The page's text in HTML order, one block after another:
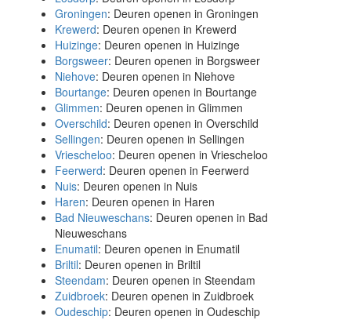
Groningen: Deuren openen in Groningen
Krewerd: Deuren openen in Krewerd
Huizinge: Deuren openen in Huizinge
Borgsweer: Deuren openen in Borgsweer
Niehove: Deuren openen in Niehove
Bourtange: Deuren openen in Bourtange
Glimmen: Deuren openen in Glimmen
Overschild: Deuren openen in Overschild
Sellingen: Deuren openen in Sellingen
Vriescheloo: Deuren openen in Vriescheloo
Feerwerd: Deuren openen in Feerwerd
Nuis: Deuren openen in Nuis
Haren: Deuren openen in Haren
Bad Nieuweschans: Deuren openen in Bad
Nieuweschans
Enumatil: Deuren openen in Enumatil
Briltil: Deuren openen in Briltil
Steendam: Deuren openen in Steendam
Zuidbroek: Deuren openen in Zuidbroek
Oudeschip: Deuren openen in Oudeschip